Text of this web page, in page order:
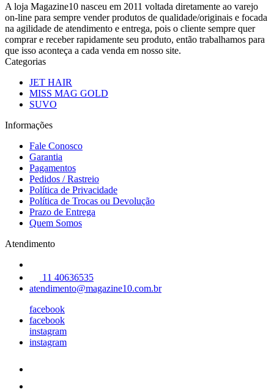
A loja Magazine10 nasceu em 2011 voltada diretamente ao varejo
on-line para sempre vender produtos de qualidade/originais e focada
na agilidade de atendimento e entrega, pois o cliente sempre quer
comprar e receber rapidamente seu produto, então trabalhamos para
que isso aconteça a cada venda em nosso site.
Categorias
JET HAIR
MISS MAG GOLD
SUVO
Informações
Fale Conosco
Garantia
Pagamentos
Pedidos / Rastreio
Política de Privacidade
Política de Trocas ou Devolução
Prazo de Entrega
Quem Somos
Atendimento
11 40636535
atendimento@magazine10.com.br
facebook
facebook
instagram
instagram